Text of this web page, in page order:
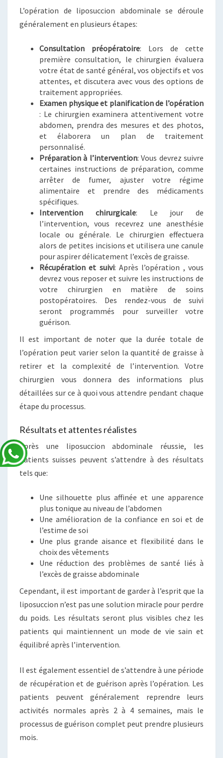
L’opération de liposuccion abdominale se déroule
généralement en plusieurs étapes:
Consultation préopératoire: Lors de cette
première consultation, le chirurgien évaluera
votre état de santé général, vos objectifs et vos
attentes, et discutera avec vous des options de
traitement appropriées.
Examen physique et planification de l’opération
: Le chirurgien examinera attentivement votre
abdomen, prendra des mesures et des photos,
et élaborera un plan de traitement
personnalisé.
Préparation à l’intervention: Vous devrez suivre
certaines instructions de préparation, comme
arrêter de fumer, ajuster votre régime
alimentaire et prendre des médicaments
spécifiques.
Intervention chirurgicale: Le jour de
l’intervention, vous recevrez une anesthésie
locale ou générale. Le chirurgien effectuera
alors de petites incisions et utilisera une canule
pour aspirer délicatement l’excès de graisse.
Récupération et suivi: Après l’opération , vous
devrez vous reposer et suivre les instructions de
votre chirurgien en matière de soins
postopératoires. Des rendez-vous de suivi
seront programmés pour surveiller votre
guérison.
Il est important de noter que la durée totale de
l’opération peut varier selon la quantité de graisse à
retirer et la complexité de l’intervention. Votre
chirurgien vous donnera des informations plus
détaillées sur ce à quoi vous attendre pendant chaque
étape du processus.
Résultats et attentes réalistes
Après une liposuccion abdominale réussie, les
patients suisses peuvent s’attendre à des résultats
tels que:
Une silhouette plus affinée et une apparence
plus tonique au niveau de l’abdomen
Une amélioration de la confiance en soi et de
l’estime de soi
Une plus grande aisance et flexibilité dans le
choix des vêtements
Une réduction des problèmes de santé liés à
l’excès de graisse abdominale
Cependant, il est important de garder à l’esprit que la
liposuccion n’est pas une solution miracle pour perdre
du poids. Les résultats seront plus visibles chez les
patients qui maintiennent un mode de vie sain et
équilibré après l’intervention.
Il est également essentiel de s’attendre à une période
de récupération et de guérison après l’opération. Les
patients peuvent généralement reprendre leurs
activités normales après 2 à 4 semaines, mais le
processus de guérison complet peut prendre plusieurs
mois.